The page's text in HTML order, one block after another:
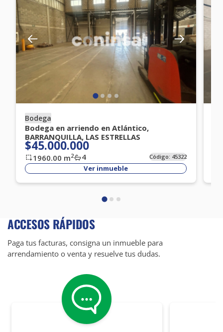
Bodega
Bodega en arriendo en Atlántico,
BARRANQUILLA, LAS ESTRELLAS
$45.000.000
1960.00 m2 4 Código: 45322
Ver inmueble
ACCESOS RÁPIDOS
Paga tus facturas, consigna un inmueble para
arrendamiento o venta y resuelve tus dudas.